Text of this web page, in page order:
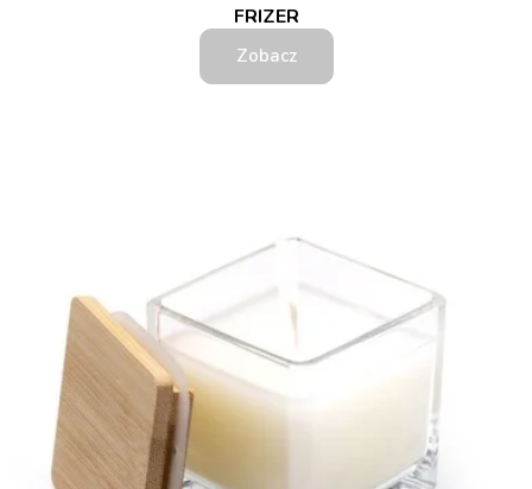
FRIZER
Zobacz